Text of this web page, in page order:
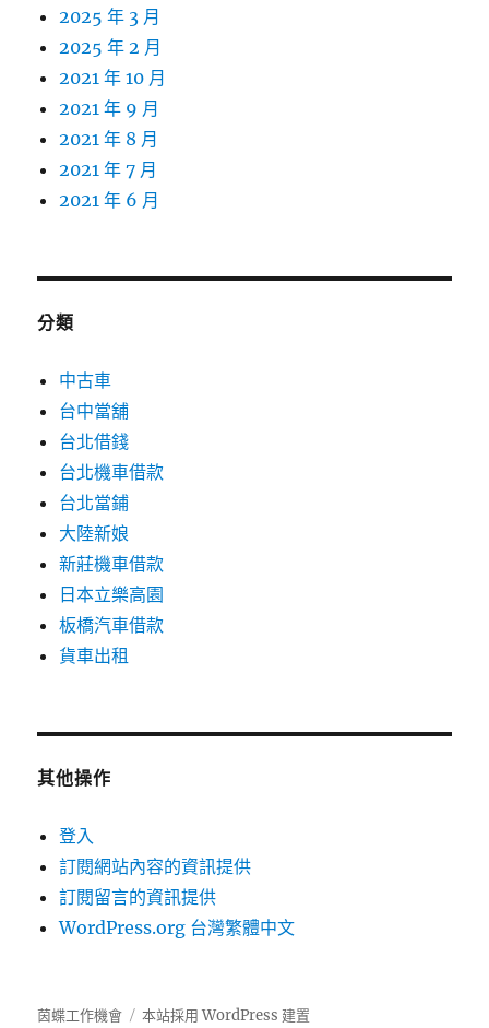
2025 年 3 月
2025 年 2 月
2021 年 10 月
2021 年 9 月
2021 年 8 月
2021 年 7 月
2021 年 6 月
分類
中古車
台中當舖
台北借錢
台北機車借款
台北當鋪
大陸新娘
新莊機車借款
日本立樂高園
板橋汽車借款
貨車出租
其他操作
登入
訂閱網站內容的資訊提供
訂閱留言的資訊提供
WordPress.org 台灣繁體中文
茵蝶工作機會 本站採用 WordPress 建置